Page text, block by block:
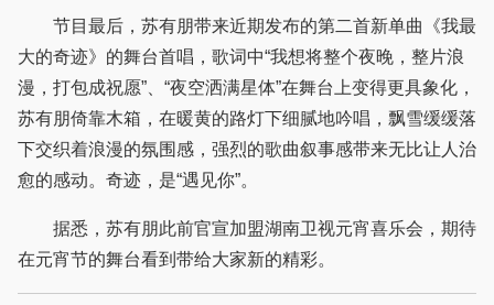
节目最后，苏有朋带来近期发布的第二首新单曲《我最
大的奇迹》的舞台首唱，歌词中“我想将整个夜晚，整片浪
漫，打包成祝愿”、“夜空洒满星体”在舞台上变得更具象化，
苏有朋倚靠木箱，在暖黄的路灯下细腻地吟唱，飘雪缓缓落
下交织着浪漫的氛围感，强烈的歌曲叙事感带来无比让人治
愈的感动。奇迹，是“遇见你”。
据悉，苏有朋此前官宣加盟湖南卫视元宵喜乐会，期待
在元宵节的舞台看到带给大家新的精彩。